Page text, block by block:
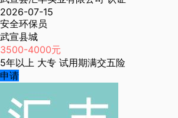
2026-07-15
安全环保员
武宣县城
3500-4000元
5年以上 大专 试用期满交五险
申请